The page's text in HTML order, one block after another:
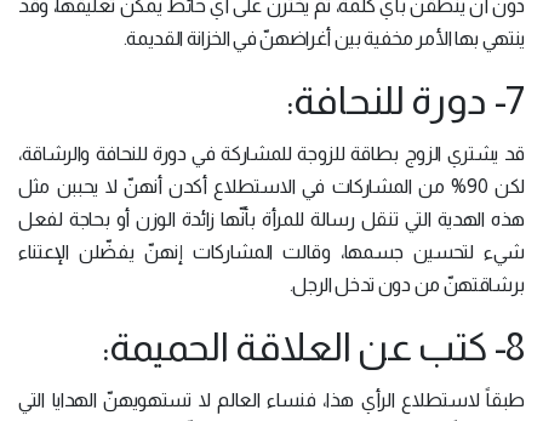
دون أن ينطقن بأي كلمة، ثمّ يخترن على أي حائط يمكن تعليقها، وقد
ينتهي بها الأمر مخفية بين أغراضهنّ في الخزانة القديمة.
7- دورة للنحافة:
قد يشتري الزوج بطاقة للزوجة للمشاركة في دورة للنحافة والرشاقة،
لكن 90% من المشاركات في الاستطلاع أكدن أنهنّ لا يحببن مثل
هذه الهدية التي تنقل رسالة للمرأة بأنّها زائدة الوزن أو بحاجة لفعل
شيء لتحسين جسمها، وقالت المشاركات إنهنّ يفضّلن الإعتناء
برشاقتهنّ من دون تدخل الرجل.
8- كتب عن العلاقة الحميمة:
طبقاً لاستطلاع الرأي هذا، فنساء العالم لا تستهويهنّ الهدايا التي